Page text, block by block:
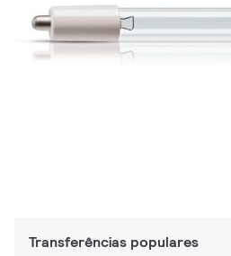
Transferências populares